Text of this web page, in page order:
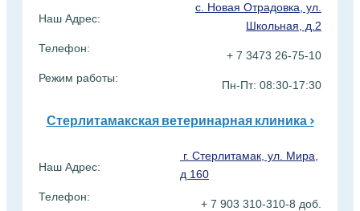
Наш Адрес:
Телефон:
Режим работы:
с. Новая Отрадовка, ул.
Школьная, д.2
+ 7 3473 26-75-10
Пн-Пт: 08:30-17:30
Стерлитамакская ветеринарная клиника >
Наш Адрес:
Телефон:
г. Стерлитамак, ул. Мира,
д 160
+ 7 903 310-310-8 доб.